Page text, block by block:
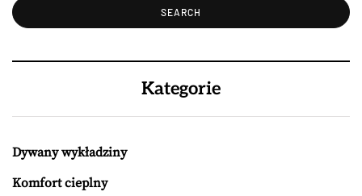
Kategorie
Dywany wykładziny
Komfort cieplny